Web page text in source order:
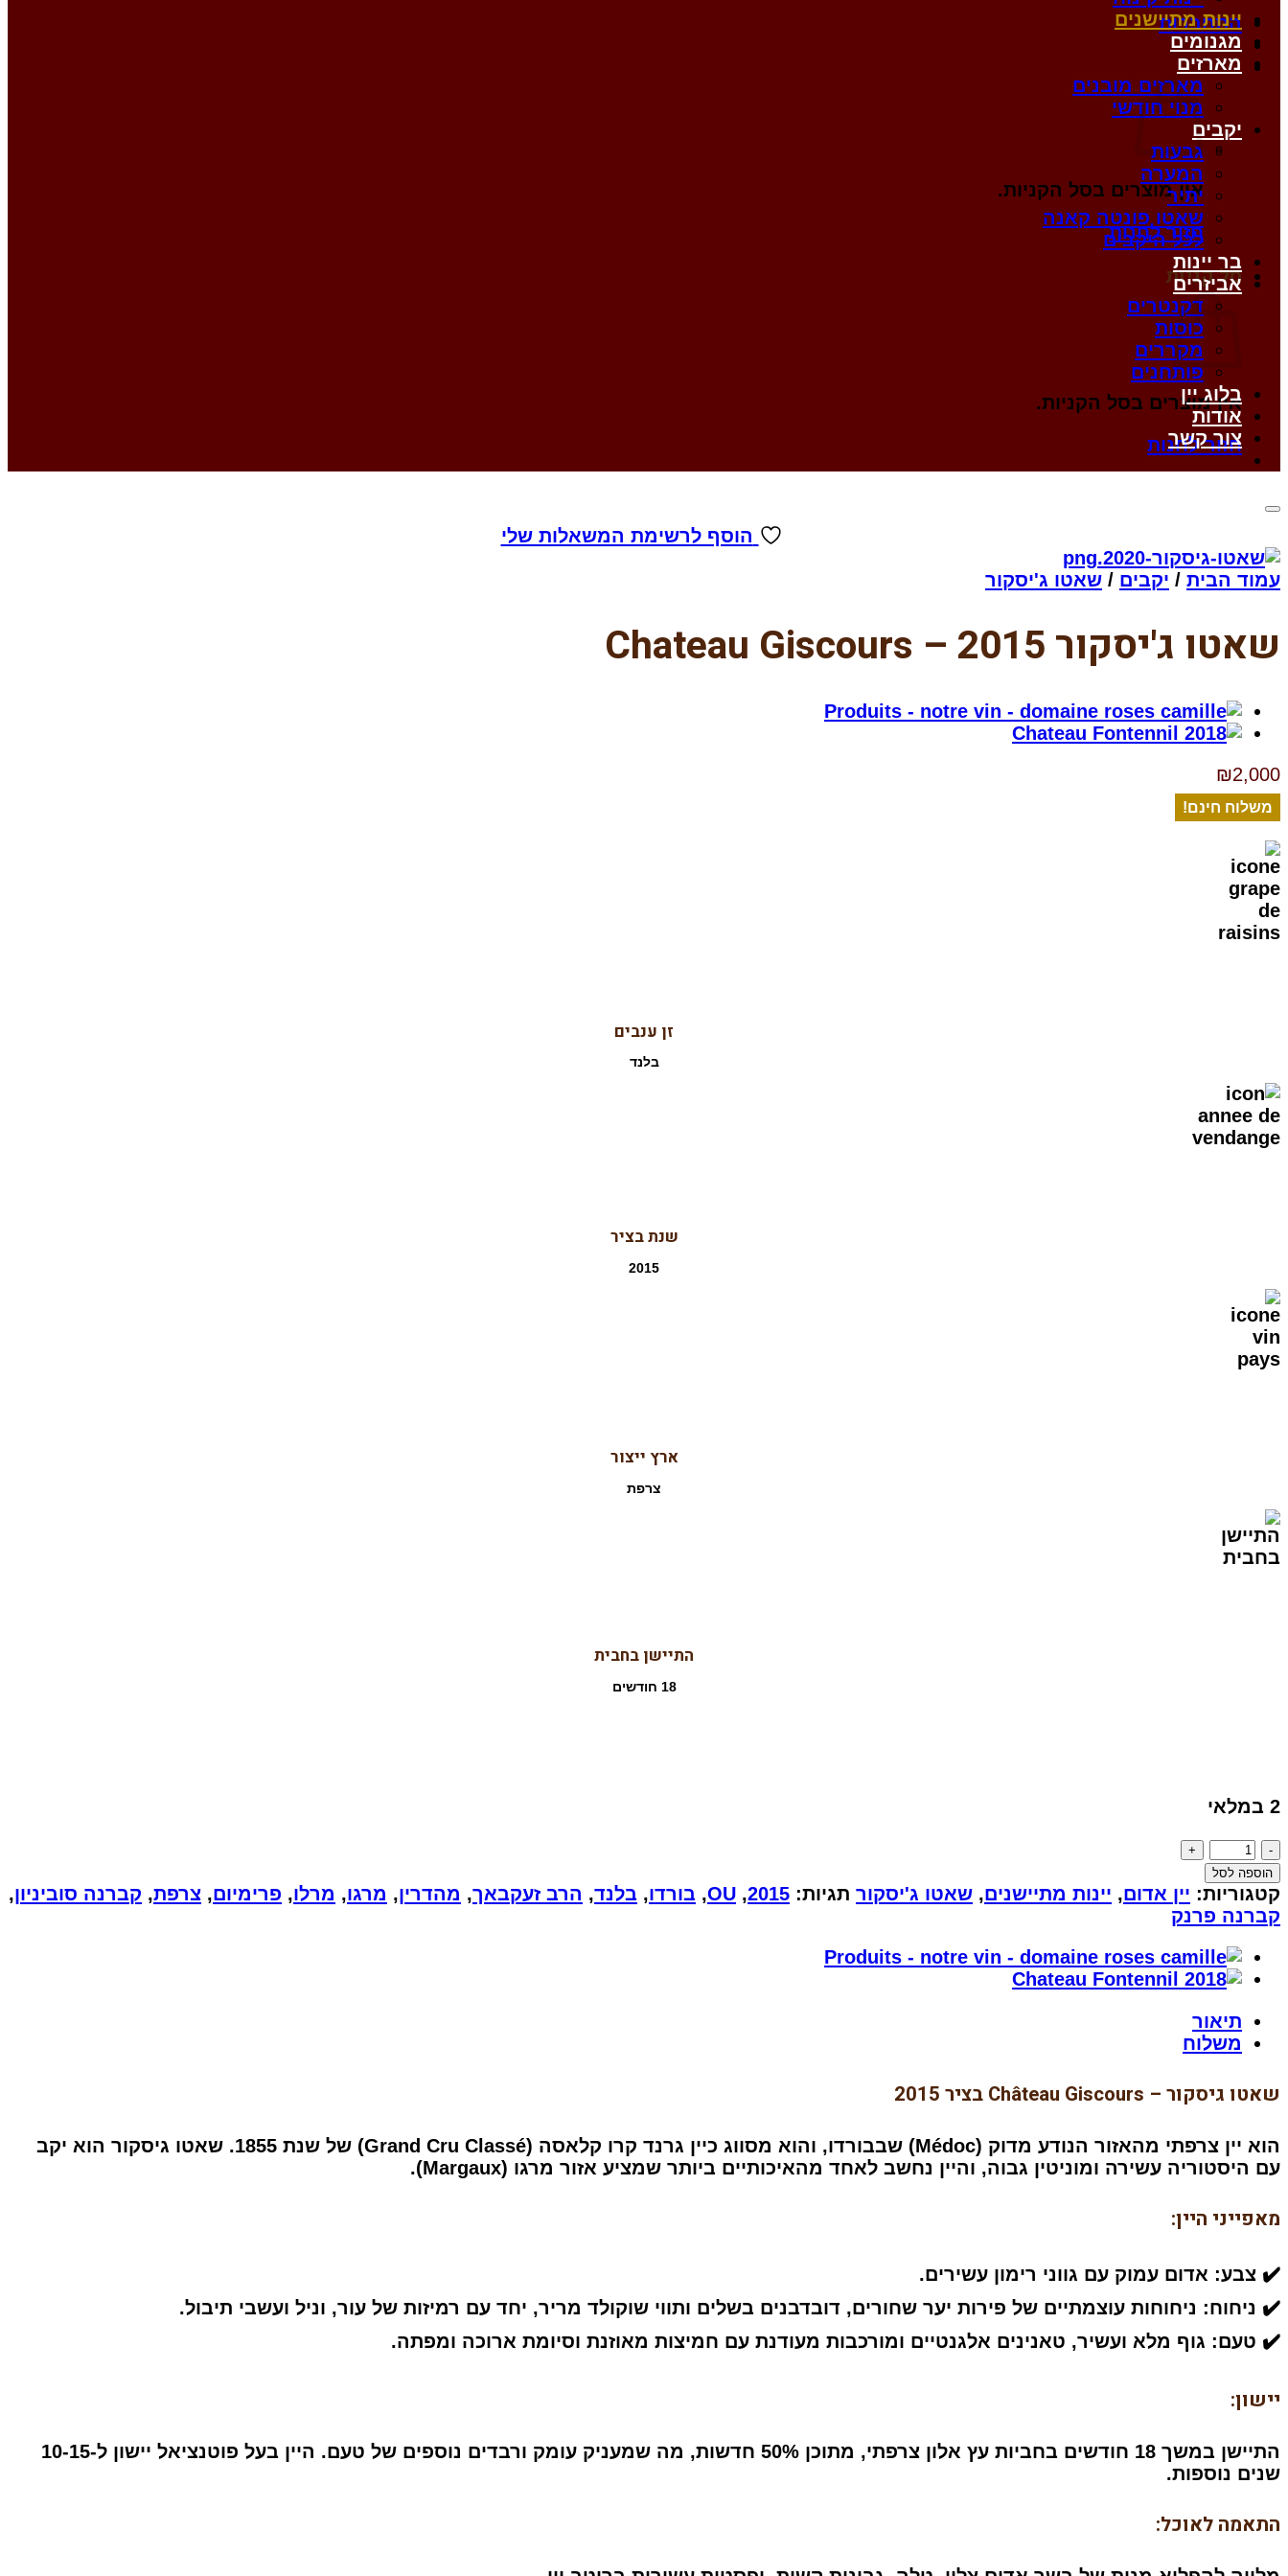
התחברות
סל קניות /
אין מוצרים בסל הקניות.
חזור לחנות
סל קניות
אין מוצרים בסל הקניות.
חזור לחנות
יינות מתיישנים
מגנומים
מארזים
מארזים מובנים
מנוי חודשי
יקבים
גבעות
המערה
יתיר
שאטו פונטה קאנה
לכל היקבים
בר יינות
אביזרים
דקנטרים
כוסות
מקררים
פותחנים
בלוג יין
אודות
צור קשר
הוסף לרשימת המשאלות שלי
עמוד הבית / יקבים / שאטו ג'יסקור
שאטו ג'יסקור 2015 – Chateau Giscours
₪2,000
משלוח חינם!
זן ענבים
בלנד
שנת בציר
2015
ארץ ייצור
צרפת
התיישן בחבית
18 חודשים
2 במלאי
כמות
של
שאטו
ג'יסקור
-
Chateau
הוספה לסל
קטגוריות: יין אדום, יינות מתיישנים, שאטו ג'יסקור תגיות: 2015
,
OU
, בורדו, בלנד, הרב זעקבאך, מהדרין, מרגו, מרלו, פרימיום, צרפת, קברנה סוביניון,
קברנה פרנק
תיאור
משלוח
שאטו גיסקור – Château Giscours בציר 2015
הוא יין צרפתי מהאזור הנודע מדוק (Médoc) שבבורדו, והוא מסווג כיין גרנד קרו קלאסה (Grand Cru Classé) של שנת 1855. שאטו גיסקור הוא יקב
עם היסטוריה עשירה ומוניטין גבוה, והיין נחשב לאחד מהאיכותיים ביותר שמציע אזור מרגו (Margaux).
מאפייני היין:
✔️ צבע: אדום עמוק עם גווני רימון עשירים.
✔️ ניחוח: ניחוחות עוצמתיים של פירות יער שחורים, דובדבנים בשלים ותווי שוקולד מריר, יחד עם רמיזות של עור, וניל ועשבי תיבול.
✔️ טעם: גוף מלא ועשיר, טאנינים אלגנטיים ומורכבות מעודנת עם חמיצות מאוזנת וסיומת ארוכה ומפתה.
יישון:
התיישן במשך 18 חודשים בחביות עץ אלון צרפתי, מתוכן 50% חדשות, מה שמעניק עומק ורבדים נוספים של טעם. היין בעל פוטנציאל יישון ל-10-15
שנים נוספות.
התאמה לאוכל: